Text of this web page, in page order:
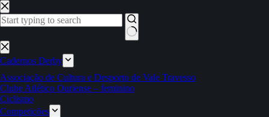
Pular
para
o
Sem
resultados
Cadernos Derby
Associação de Cultura e Desporto de Vale Travesso
Clube Atlético Ouriense – feminino
Ciclismo
Competições